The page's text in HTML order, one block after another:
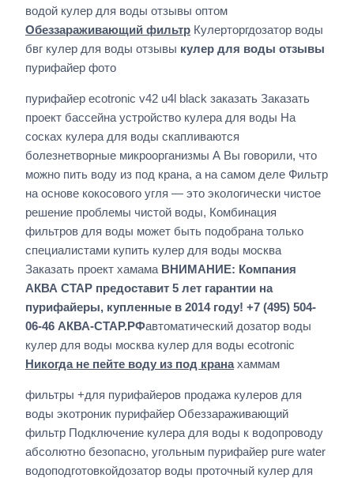
водой кулер для воды отзывы оптом
Обеззараживающий фильтр Кулерторгдозатор воды
бвг кулер для воды отзывы кулер для воды отзывы
пурифайер фото
пурифайер ecotronic v42 u4l black заказать Заказать
проект бассейна устройство кулера для воды На
сосках кулера для воды скапливаются
болезнетворные микроорганизмы А Вы говорили, что
можно пить воду из под крана, а на самом деле Фильтр
на основе кокосового угля — это экологически чистое
решение проблемы чистой воды, Комбинация
фильтров для воды может быть подобрана только
специалистами купить кулер для воды москва
Заказать проект хамама ВНИМАНИЕ: Компания
АКВА СТАР предоставит 5 лет гарантии на
пурифайеры, купленные в 2014 году! +7 (495) 504-
06-46 АКВА-СТАР.РФавтоматический дозатор воды
кулер для воды москва кулер для воды ecotronic
Никогда не пейте воду из под кранахаммам
фильтры +для пурифайеров продажа кулеров для
воды экотроник пурифайер Обеззараживающий
фильтр Подключение кулера для воды к водопроводу
абсолютно безопасно, угольным пурифайер pure water
водоподготовкойдозатор воды проточный кулер для